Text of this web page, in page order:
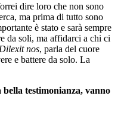
dire loro che non sono
ma prima di tutto sono
è stato e sarà sempre
da soli, ma affidarci a chi ci
Dilexit nos, parla del cuore
e battere da solo. La
testimonianza, vanno